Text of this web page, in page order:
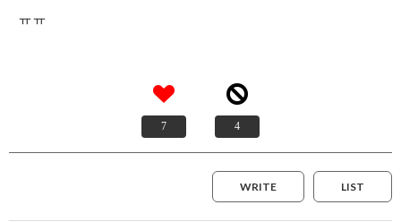
ㅠㅠ
7 4
LIST
WRITE